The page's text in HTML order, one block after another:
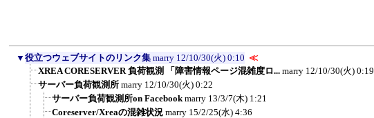
▼ 役立つウェブサイトのリンク集 marry 12/10/30(火) 0:10 ≪
XREA CORESERVER 負荷観測 「障害情報ページ混雑度ロ... marry 12/10/30(火) 0:19
サーバー負荷観測所 marry 12/10/30(火) 0:22
サーバー負荷観測所on Facebook marry 13/3/7(木) 1:21
Coreserver/Xreaの混雑状況 marry 15/2/25(水) 4:36